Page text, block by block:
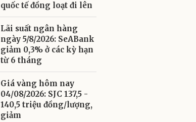
quốc tế đồng loạt đi lên
Lãi suất ngân hàng
ngày 5/8/2026: SeABank
giảm 0,3% ở các kỳ hạn
từ 6 tháng
Giá vàng hôm nay
04/08/2026: SJC 137,5 -
140,5 triệu đồng/lượng,
giảm